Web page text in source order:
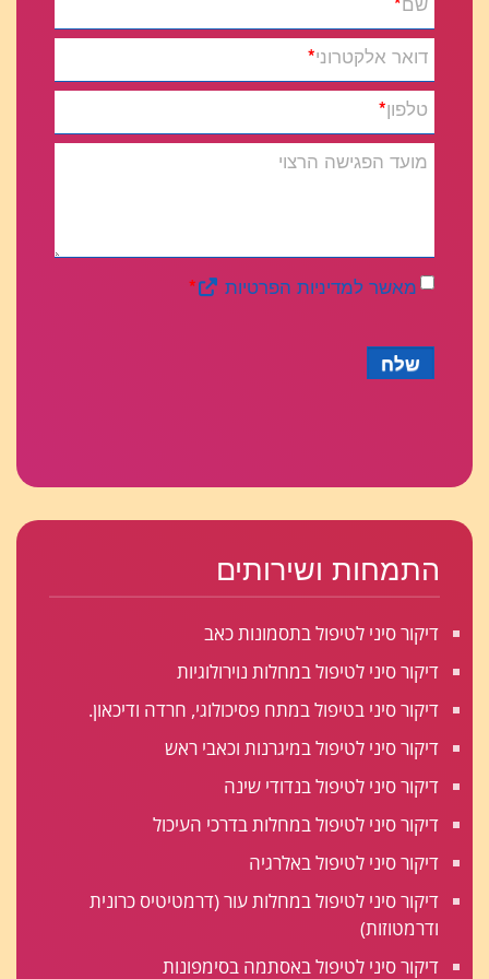
דואר אלקטרוני*
טלפון*
מועד הפגישה הרצוי
מאשר למדיניות הפרטיות *
שלח
התמחות ושירותים
דיקור סיני לטיפול בתסמונות כאב
דיקור סיני לטיפול במחלות נוירולוגיות
דיקור סיני בטיפול במתח פסיכולוגי, חרדה ודיכאון.
דיקור סיני לטיפול במיגרנות וכאבי ראש
דיקור סיני לטיפול בנדודי שינה
דיקור סיני לטיפול במחלות בדרכי העיכול
דיקור סיני לטיפול באלרגיה
דיקור סיני לטיפול במחלות עור (דרמטיטיס כרונית
ודרמטוזות)
דיקור סיני לטיפול באסתמה בסימפונות